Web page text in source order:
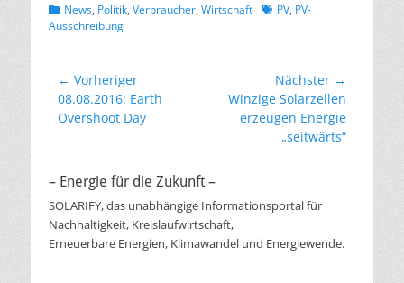
Kategorien
News, Politik, Verbraucher, Wirtschaft Schlagworte
PV, PV-
Ausschreibung
Beitragsnavigation
← Vorheriger
Vorheriger
Beitrag:
08.08.2016: Earth
Overshoot Day
Nächster →
Nächster
Beitrag:
Winzige Solarzellen
erzeugen Energie
„seitwärts“
– Energie für die Zukunft –
SOLARIFY, das unabhängige Informationsportal für
Nachhaltigkeit, Kreislaufwirtschaft,
Erneuerbare Energien, Klimawandel und Energiewende.